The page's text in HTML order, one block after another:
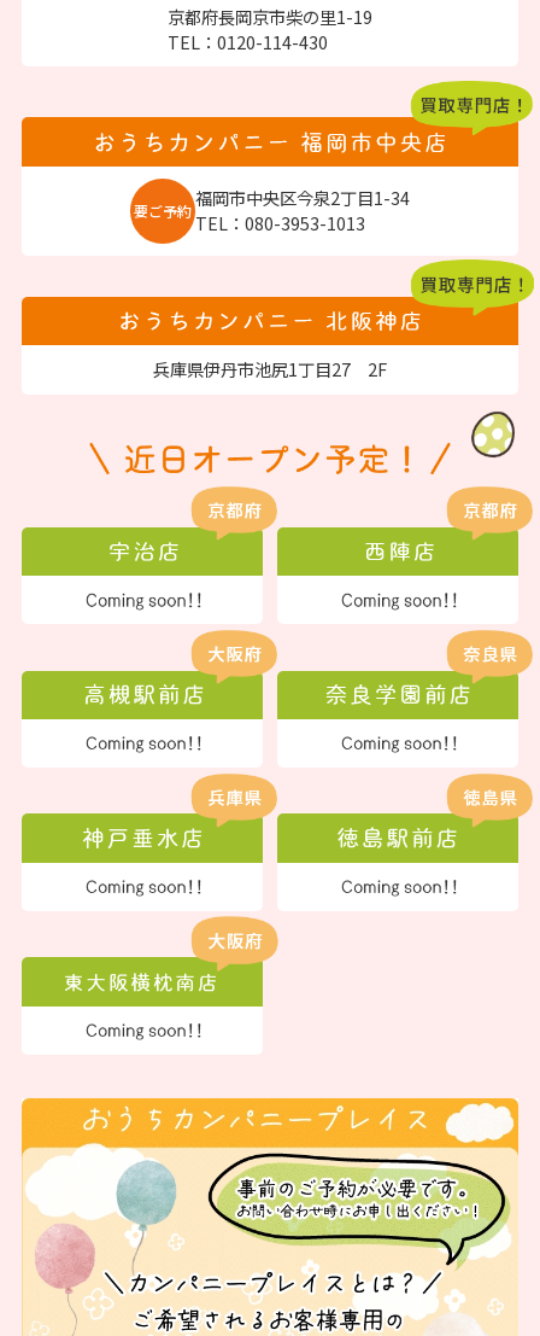
京都府長岡京市柴の里1-19
TEL： 0120-114-430
要ご予約
福岡市中央区今泉2丁目1-34
TEL： 080-3953-1013
兵庫県伊丹市池尻1丁目27 2F